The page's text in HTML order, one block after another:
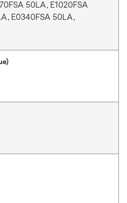
50LA, E1020FSA
E0340FSA 50LA,